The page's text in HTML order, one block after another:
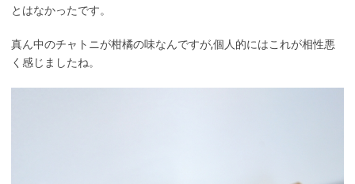
とはなかったです。
真ん中のチャトニが柑橘の味なんですが,個人的にはこれが相性悪
く感じましたね。